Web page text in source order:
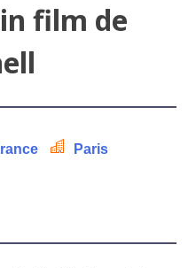
film de
Paris